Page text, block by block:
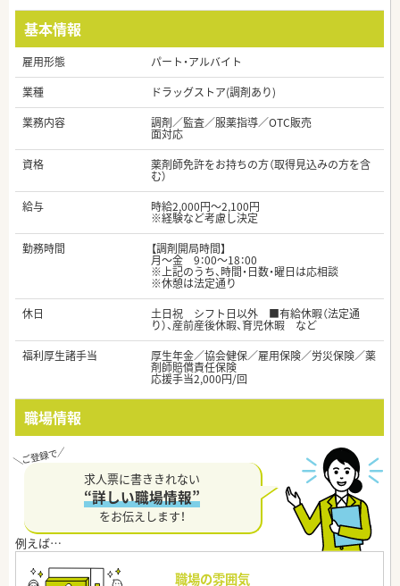
基本情報
雇用形態
パート・アルバイト
業種
ドラッグストア(調剤あり)
業務内容
調剤／監査／服薬指導／OTC販売
面対応
資格
薬剤師免許をお持ちの方（取得見込みの方を含
む）
給与
時給2,000円～2,100円
※経験など考慮し決定
勤務時間
【調剤開局時間】
月～金 9：00～18：00
※上記のうち、時間・日数・曜日は応相談
※休憩は法定通り
休日
土日祝 シフト日以外 ■有給休暇（法定通
り）、産前産後休暇、育児休暇 など
福利厚生諸手当
厚生年金／協会健保／雇用保険／労災保険／薬
剤師賠償責任保険
応援手当2,000円/回
職場情報
求人票に書ききれない
“詳しい職場情報”
をお伝えします！
職場の雰囲気